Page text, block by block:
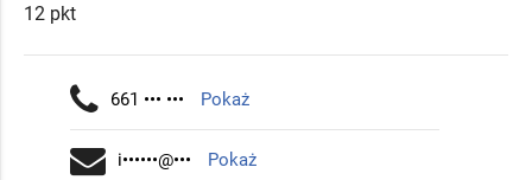
12 pkt
661 ••• ••• Pokaż
i••••••@••• Pokaż